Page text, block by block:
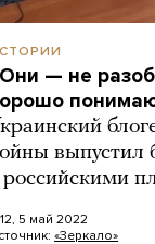
— не
выпустил
российскими
5 май 2022
«Зеркало»